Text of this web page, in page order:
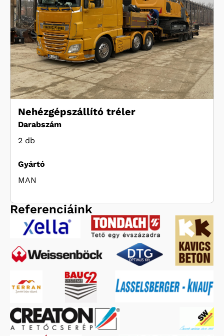
Nehézgépszállító tréler
Darabszám
2 db
Gyártó
MAN
Referenciáink